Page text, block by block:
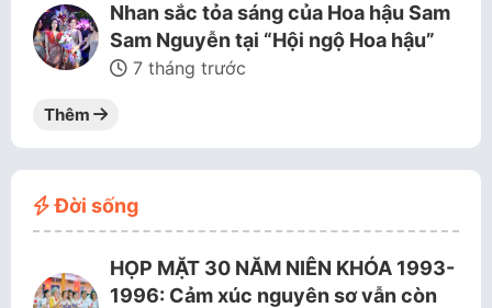
Nhan sắc tỏa sáng của Hoa hậu Sam
Sam Nguyễn tại “Hội ngộ Hoa hậu”
7 tháng trước
Thêm
Đời sống
HỌP MẶT 30 NĂM NIÊN KHÓA 1993-
1996: Cảm xúc nguyên sơ vẫn còn